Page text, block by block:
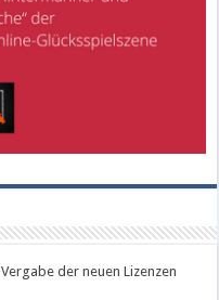
der neuen Lizenzen